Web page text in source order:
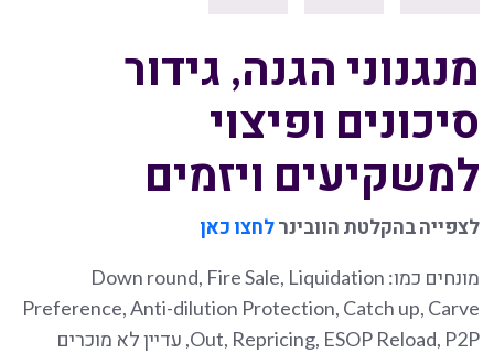
מנגנוני הגנה, גידור
סיכונים ופיצוי
למשקיעים ויזמים
לצפייה בהקלטת הוובינרלחצו כאן
מונחים כמו: Down round, Fire Sale, Liquidation
Preference, Anti-dilution Protection, Catch up, Carve
Out, Repricing, ESOP Reload, P2P, עדיין לא מוכרים